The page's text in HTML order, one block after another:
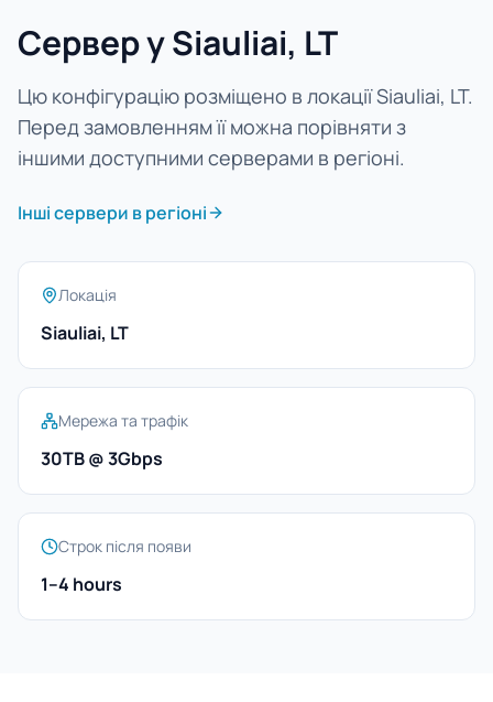
Сервер у Siauliai, LT
Цю конфігурацію розміщено в локації Siauliai, LT.
Перед замовленням її можна порівняти з
іншими доступними серверами в регіоні.
Інші сервери в регіоні
Локація
Siauliai, LT
Мережа та трафік
30TB @ 3Gbps
Строк після появи
1–4 hours